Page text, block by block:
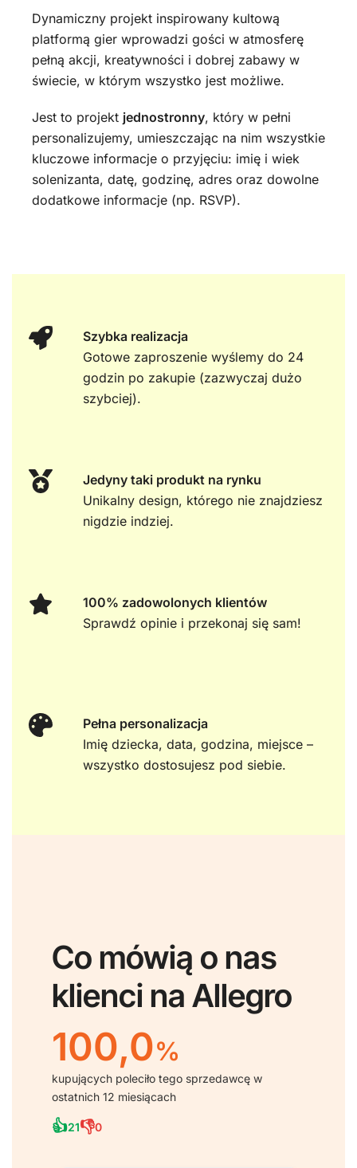
Dynamiczny projekt inspirowany kultową
platformą gier wprowadzi gości w atmosferę
pełną akcji, kreatywności i dobrej zabawy w
świecie, w którym wszystko jest możliwe.
Jest to projekt jednostronny, który w pełni
personalizujemy, umieszczając na nim wszystkie
kluczowe informacje o przyjęciu: imię i wiek
solenizanta, datę, godzinę, adres oraz dowolne
dodatkowe informacje (np. RSVP).
Szybka realizacja
Gotowe zaproszenie wyślemy do 24
godzin po zakupie (zazwyczaj dużo
szybciej).
Jedyny taki produkt na rynku
Unikalny design, którego nie znajdziesz
nigdzie indziej.
100% zadowolonych klientów
Sprawdź opinie i przekonaj się sam!
Pełna personalizacja
Imię dziecka, data, godzina, miejsce –
wszystko dostosujesz pod siebie.
Co mówią o nas
klienci na Allegro
100,0%
kupujących poleciło tego sprzedawcę w
ostatnich 12 miesiącach
👍21👎0